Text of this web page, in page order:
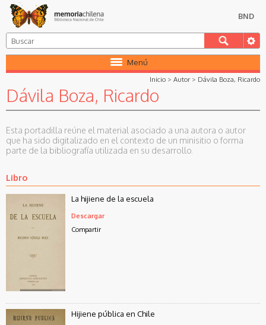
BND
Menú
Inicio > Autor > Dávila Boza, Ricardo
Dávila Boza, Ricardo
Esta portadilla reúne el material asociado a una autora o autor
que ha sido digitalizado en el contexto de un minisitio o forma
parte de la bibliografía utilizada en su desarrollo.
Libro
La hijiene de la escuela
Descargar
Compartir
Hijiene pública en Chile